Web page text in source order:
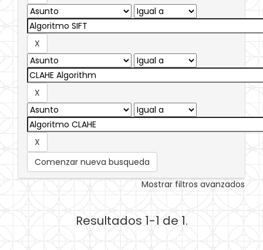
Comenzar nueva busqueda
Mostrar filtros avanzados
Resultados 1-1 de 1.